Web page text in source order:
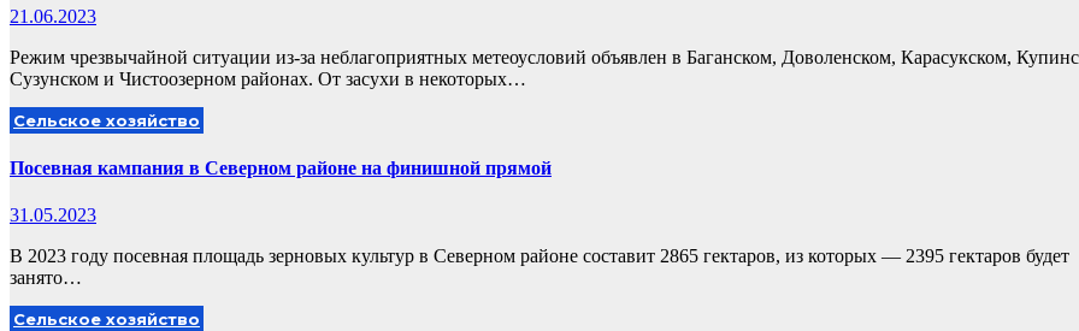
21.06.2023
Режим чрезвычайной ситуации из-за неблагоприятных метеоусловий объявлен в Баганском, Доволенском, Карасукском,
Сузунском и Чистоозерном районах. От засухи в некоторых…
Сельское хозяйство
Посевная кампания в Северном районе на финишной прямой
31.05.2023
В 2023 году посевная площадь зерновых культур в Северном районе составит 2865 гектаров, из которых — 2395 гектаров будет
занято…
Сельское хозяйство